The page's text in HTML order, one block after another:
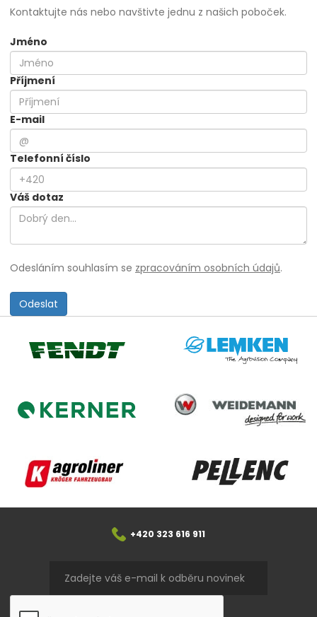
Kontaktujte nás nebo navštivte jednu z našich poboček.
Jméno
Příjmení
E-mail
Telefonní číslo
Váš dotaz
Odesláním souhlasím se zpracováním osobních údajů.
Fendt Lemken
Kerner
Weidemann
Agroliner Pellenc
+420 323 616 911